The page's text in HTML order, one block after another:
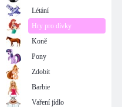
Létání
Hry pro dívky
Koně
Pony
Zdobit
Barbie
Vaření jídlo